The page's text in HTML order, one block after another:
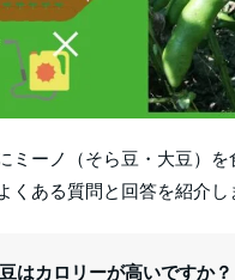
ミーノ（そら豆・大豆）
ある質問と回答を紹介し
はカロリーが高いですか？